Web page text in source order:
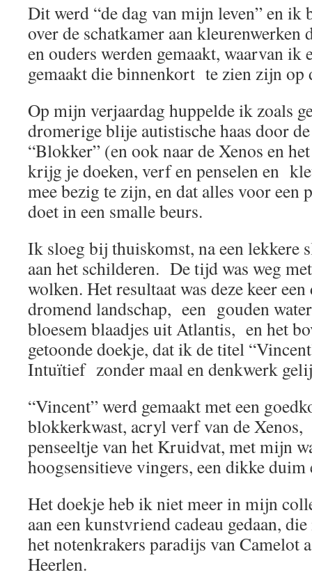
Dit werd “de dag van mijn leven” en ik
over de schatkamer aan
en ouders werden gemaakt, waarvan ik
gemaakt die binnenkort te zien zijn op
Op mijn verjaardag huppelde ik zoals
dromerige blije autistische haas door
“Blokker” (en ook naar de Xenos en
krijg je doeken, verf en penselen en
mee bezig te zijn, en dat alles voor een
doet in een smalle beurs.
Ik sloeg bij thuiskomst, na een lekkere
aan het schilderen. De tijd was weg
wolken. Het resultaat was deze keer
dromend landschap, een gouden
bloesem blaadjes uit Atlantis, en het
getoonde doekje, dat ik de titel
Intuïtief zonder maal en denkwerk
“Vincent” werd gemaakt met een
blokkerkwast, acryl verf van de
penseeltje van het Kruidvat, met mijn
hoogsensitieve vingers, een dikke duim
Het doekje heb ik niet meer in mijn
aan een kunstvriend cadeau gedaan,
het notenkrakers paradijs van Camelot
Heerlen.